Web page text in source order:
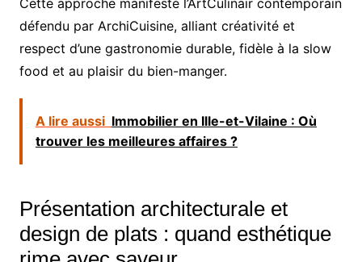
Cette approche manifeste l’ArtCulinair contemporain
défendu par ArchiCuisine, alliant créativité et
respect d’une gastronomie durable, fidèle à la slow
food et au plaisir du bien-manger.
A lire aussi Immobilier en Ille-et-Vilaine : Où
trouver les meilleures affaires ?
Présentation architecturale et
design de plats : quand esthétique